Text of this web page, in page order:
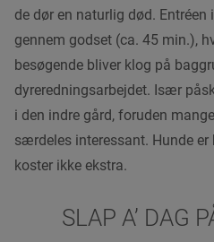
de dør en naturlig død.
gennem godset (ca. 45 min.),
besøgende bliver klog på
dyreredningsarbejdet. Især
i den indre gård, foruden
særdeles interessant. Hunde
koster ikke ekstra.
SLAP A’ DAG